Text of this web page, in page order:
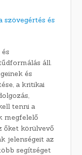
szövegértés és
áll.
és
a kritikai
tenni a
megfelelő
őket körülvevő
jelenségeit az
segítséget